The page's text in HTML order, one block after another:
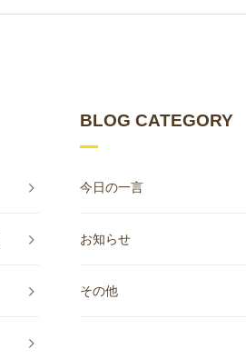
BLOG CATEGORY
今日の一言
お知らせ
その他